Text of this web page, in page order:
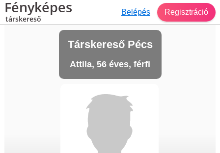
Fényképes
társkereső
Belépés Regisztráció
Társkereső Pécs
Attila, 56 éves, férfi